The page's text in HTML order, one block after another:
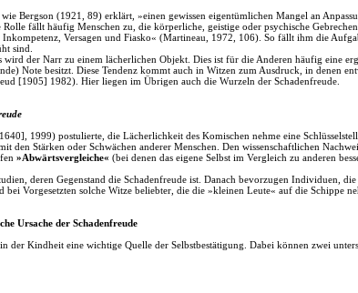
Bergson (1921, 89) erklärt, »einen gewissen eigentümlichen Mangel an
Rolle fällt häufig Menschen zu, die körperliche, geistige oder psychische
Versagen und Fiasko« (Martineau, 1972, 106). So fällt ihm die
sind.
der Narr zu einem lächerlichen Objekt. Dies ist für die Anderen häufig eine
Note besitzt. Diese Tendenz kommt auch in Witzen zum Ausdruck, in denen
[1905] 1982). Hier liegen im Übrigen auch die Wurzeln der Schadenfreude.
1999) postulierte, die Lächerlichkeit des Komischen nehme eine
den Stärken oder Schwächen anderer Menschen. Den wissenschaftlichen
»Abwärtsvergleiche« (bei denen das eigene Selbst im Vergleich zu anderen
deren Gegenstand die Schadenfreude ist. Danach bevorzugen Individuen,
bei Vorgesetzten solche Witze beliebter, die die »kleinen Leute« auf die Schippe
Ursache der Schadenfreude
der Kindheit eine wichtige Quelle der Selbstbestätigung. Dabei können zwei